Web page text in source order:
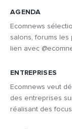
AGENDA
Ecomnews
salons, forums les
lien avec
ENTREPRISES
Ecomnews veut
des entreprises
réalisant des